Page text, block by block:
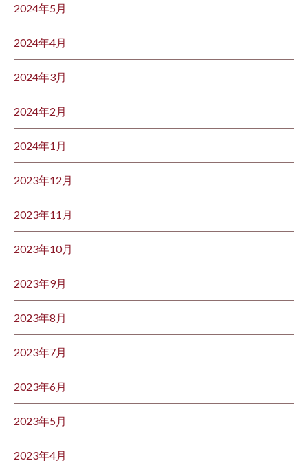
2024年5月
2024年4月
2024年3月
2024年2月
2024年1月
2023年12月
2023年11月
2023年10月
2023年9月
2023年8月
2023年7月
2023年6月
2023年5月
2023年4月